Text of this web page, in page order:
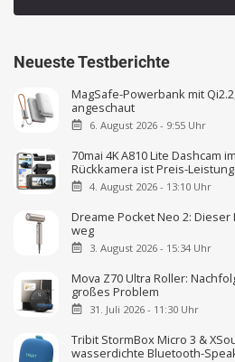
Neueste Testberichte
MagSafe-Powerbank mit
angeschaut
6. August 2026 - 9:55 Uhr
70mai 4K A810 Lite Dashcam
Rückkamera ist Preis-
4. August 2026 - 13:10 Uhr
Dreame Pocket Neo 2:
weg
3. August 2026 - 15:34 Uhr
Mova Z70 Ultra Roller:
großes Problem
31. Juli 2026 - 11:30 Uhr
Tribit StormBox Micro 3 &
wasserdichte Bluetooth-